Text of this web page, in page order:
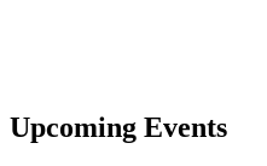
Upcoming Events